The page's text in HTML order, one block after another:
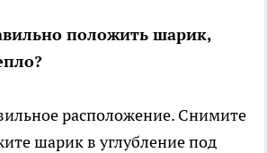
положить шарик,
расположение. Снимите
шарик в углубление под